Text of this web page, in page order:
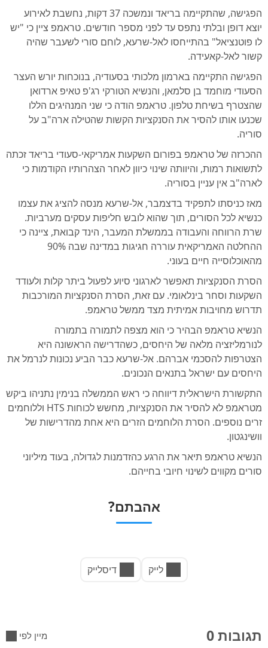
הפגישה, שהתקיימה בריאד ונמשכה 37 דקות, נחשבת לאירוע
יוצא דופן ובלתי נתפס עד לפני מספר חודשים. טראמפ ציין כי "יש
לו פוטנציאל" בהתייחסו לאל-שרעא, לוחם סורי לשעבר שהיה
קשור לאל-קאעידה.
הפגישה התקיימה בארמון מלכותי בסעודיה, בנוכחות יורש העצר
הסעודי מוחמד בן סלמאן, והנשיא הטורקי רג'פ טאיפ ארדואן
שהצטרף בשיחת טלפון. טראמפ הודה כי שני המנהיגים הללו
שכנעו אותו להסיר את הסנקציות הקשות שהטילה ארה"ב על
סוריה.
ההכרזה של טראמפ בפורום השקעות אמריקאי-סעודי בריאד זכתה
לתשואות רמות, והיוותה שינוי כיוון לאחר הצהרותיו הקודמות כי
לארה"ב אין עניין בסוריה.
מאז כניסתו לתפקיד בדצמבר, אל-שרעא מנסה להציג את עצמו
כנשיא לכל הסורים, תוך שהוא לובש חליפות עסקים מערביות.
שרת הרווחה והעבודה בממשלת המעבר, הינד קבואת, ציינה כי
ההחלטה האמריקאית עוררה חגיגות במדינה שבה 90%
מהאוכלוסייה חיים בעוני.
הסרת הסנקציות תאפשר לארגוני סיוע לפעול ביתר קלות ולעודד
השקעות וסחר בינלאומי. עם זאת, הסרת הסנקציות המורכבות
תדרוש מחויבות אמיתית מצד ממשל טראמפ.
הנשיא טראמפ הבהיר כי הוא מצפה לתמורה בתמורה
לנורמליזציה מלאה של היחסים, כשהדרישה הראשונה היא
הצטרפות להסכמי אברהם. אל-שרעא כבר הביע נכונות לנרמל את
היחסים עם ישראל בתנאים הנכונים.
התקשורת הישראלית דיווחה כי ראש הממשלה בנימין נתניהו ביקש
מטראמפ לא להסיר את הסנקציות, מחשש לכוחות HTS וללוחמים
זרים נוספים. הסרת הלוחמים הזרים היא אחת מהדרישות של
וושינגטון.
הנשיא טראמפ תיאר את הרגע כהזדמנות לגדולה, בעוד מיליוני
סורים מקווים לשינוי חיובי בחייהם.
אהבתם?
לייק דיסלייק
תגובות 0 מיין לפי